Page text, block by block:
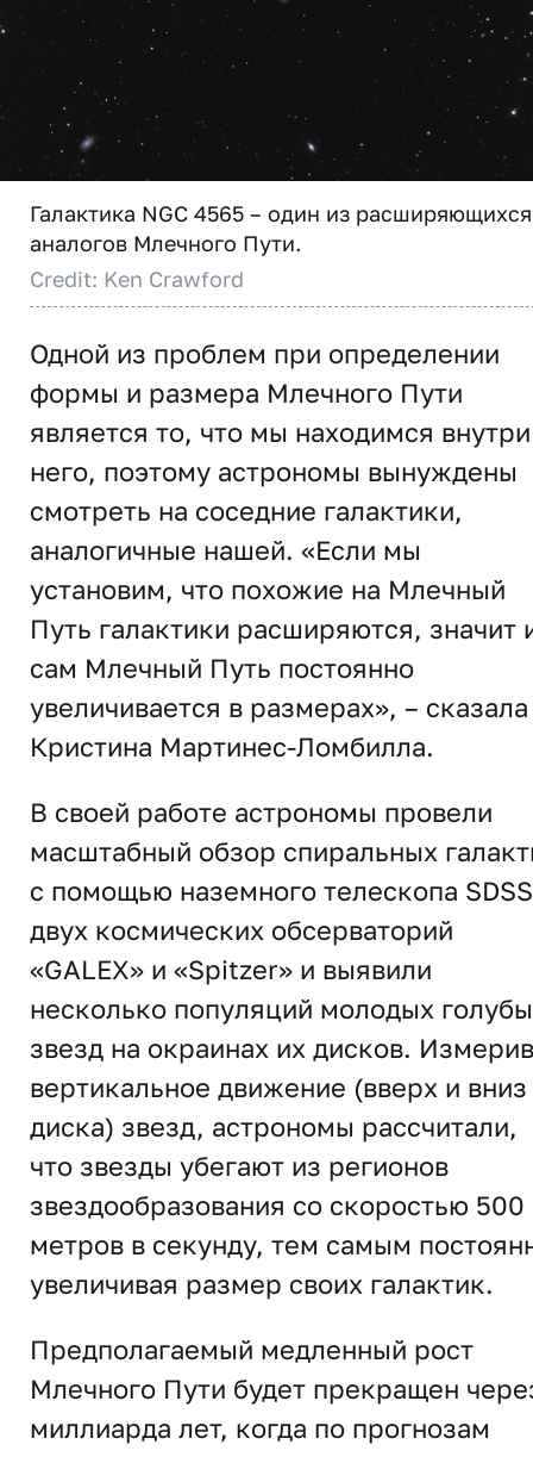
Галактика NGC 4565 – один из расширяющихся
аналогов Млечного Пути.
Credit: Ken Crawford
Одной из проблем при определении
формы и размера Млечного Пути
является то, что мы находимся внутри
него, поэтому астрономы вынуждены
смотреть на соседние галактики,
аналогичные нашей. «Если мы
установим, что похожие на Млечный
Путь галактики расширяются, значит
сам Млечный Путь постоянно
увеличивается в размерах», – сказала
Кристина Мартинес-Ломбилла.
В своей работе астрономы провели
масштабный обзор спиральных
с помощью наземного телескопа
двух космических обсерваторий
«GALEX» и «Spitzer» и выявили
несколько популяций молодых
звезд на окраинах их дисков. Измерив
вертикальное движение (вверх и вниз
диска) звезд, астрономы рассчитали,
что звезды убегают из регионов
звездообразования со скоростью 500
метров в секунду, тем самым
увеличивая размер своих галактик.
Предполагаемый медленный рост
Млечного Пути будет прекращен
миллиарда лет, когда по прогнозам